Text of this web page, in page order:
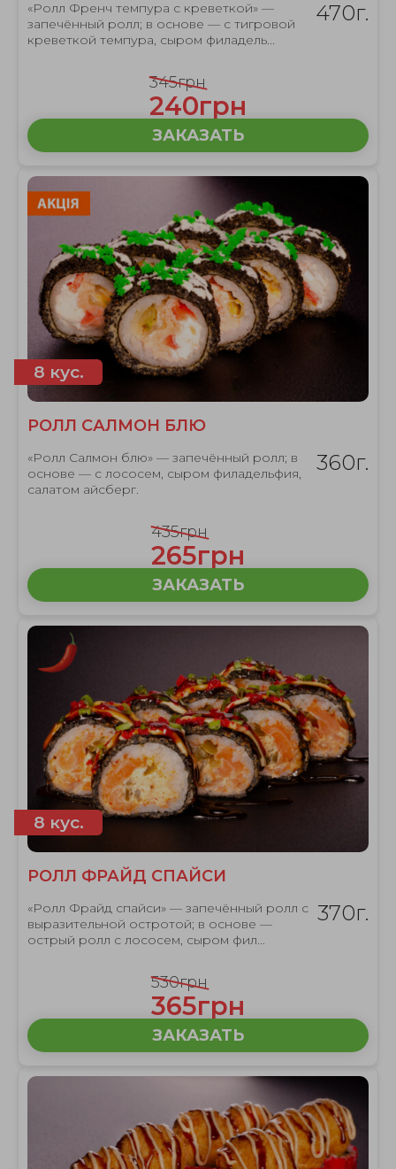
«Ролл Френч темпура с креветкой» —
запечённый ролл; в основе — с тигровой
креветкой темпура, сыром филадель...
470г.
345грн
240грн
ЗАКАЗАТЬ
8 кус.
РОЛЛ САЛМОН БЛЮ
«Ролл Салмон блю» — запечённый ролл; в
основе — с лососем, сыром филадельфия,
салатом айсберг.
360г.
435грн
265грн
ЗАКАЗАТЬ
8 кус.
РОЛЛ ФРАЙД СПАЙСИ
«Ролл Фрайд спайси» — запечённый ролл с
выразительной остротой; в основе —
острый ролл с лососем, сыром фил...
370г.
530грн
365грн
ЗАКАЗАТЬ